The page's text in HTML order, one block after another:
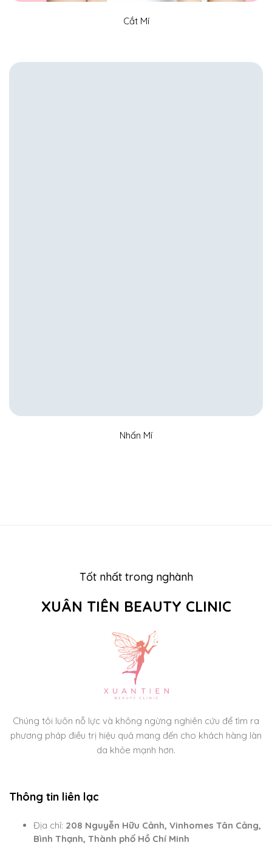
Cắt Mí
Nhấn Mí
Tốt nhất trong nghành
XUÂN TIÊN BEAUTY CLINIC
Chúng tôi luôn nỗ lực và không ngừng nghiên cứu để tìm ra
phương pháp điều trị hiệu quả mang đến cho khách hàng làn
da khỏe mạnh hơn.
Thông tin liên lạc
Địa chỉ: 208 Nguyễn Hữu Cảnh, Vinhomes Tân Cảng,
Bình Thạnh, Thành phố Hồ Chí Minh